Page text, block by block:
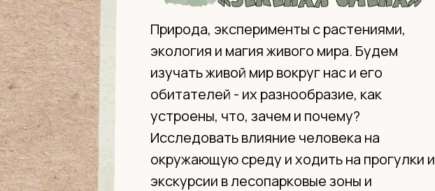
Природа, эксперименты с растениями,
экология и магия живого мира. Будем
изучать живой мир вокруг нас и его
обитателей - их разнообразие, как
устроены, что, зачем и почему?
Исследовать влияние человека на
окружающую среду и ходить на прогулки и
экскурсии в лесопарковые зоны и